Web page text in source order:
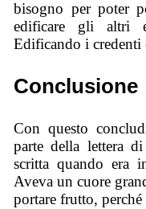
bisogno per poter
edificare gli altri
Edificando i credenti
Conclusione
Con questo
parte della lettera
scritta quando era
Aveva un cuore
portare frutto,